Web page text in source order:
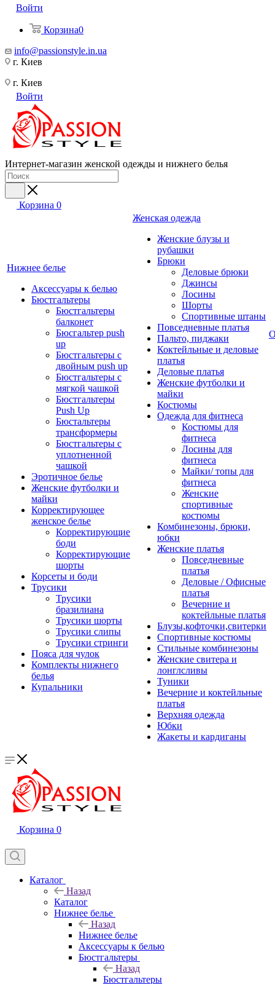
Войти
Корзина0
info@passionstyle.in.ua
г. Киев
г. Киев
Войти
Интернет-магазин женской одежды и нижнего белья
Корзина 0
Нижнее белье
Аксессуары к белью
Бюстгальтеры
Бюстгальтеры
балконет
Бюсгальтер push
up
Бюстгальтеры с
двойным push up
Бюстгальтеры с
мягкой чашкой
Бюстгальтеры
Push Up
Бюстальтеры
трансформеры
Бюстгальтеры с
уплотненной
чашкой
Эротичное белье
Женские футболки и
майки
Корректирующее
женское белье
Корректирующие
боди
Корректирующие
шорты
Корсеты и боди
Трусики
Трусики
бразилиана
Трусики шорты
Трусики слипы
Трусики стринги
Пояса для чулок
Комплекты нижнего
белья
Купальники
Женская одежда
Женские блузы и
рубашки
Брюки
Деловые брюки
Джинсы
Лосины
Шорты
Спортивные штаны
Повседневные платья
Пальто, пиджаки
Коктейльные и деловые
платья
Деловые платья
Женские футболки и
майки
Костюмы
Одежда для фитнеса
Костюмы для
фитнеса
Лосины для
фитнеса
Майки/ топы для
фитнеса
Женские
спортивные
костюмы
Комбинезоны, брюки,
юбки
Женские платья
Повседневные
платья
Деловые / Офисные
платья
Вечерние и
коктейльные платья
Блузы,кофточки,свитерки
Спортивные костюмы
Стильные комбинезоны
Женские свитера и
лонглсливы
Туники
Вечерние и коктейльные
платья
Верхняя одежда
Юбки
Жакеты и кардиганы
Корзина 0
Каталог
Назад
Каталог
Нижнее белье
Назад
Нижнее белье
Аксессуары к белью
Бюстгальтеры
Назад
Бюстгальтеры